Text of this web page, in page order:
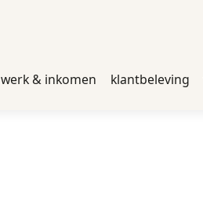
werk & inkomen klantbeleving